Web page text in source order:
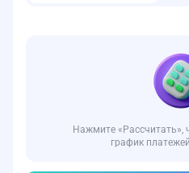
Нажмите «Рассчитать»,
график